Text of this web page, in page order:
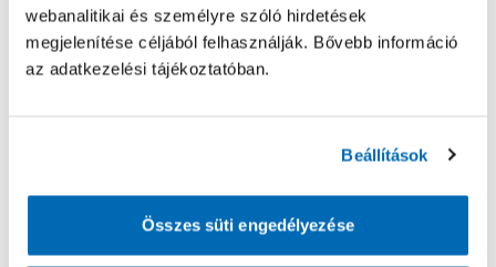
webanalitikai és személyre szóló hirdetések
megjelenítése céljából felhasználják. Bővebb információ
az adatkezelési tájékoztatóban.
Beállítások
Összes süti engedélyezése